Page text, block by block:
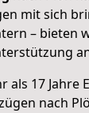
mit sich
– bieten
als 17 Jahre
nach